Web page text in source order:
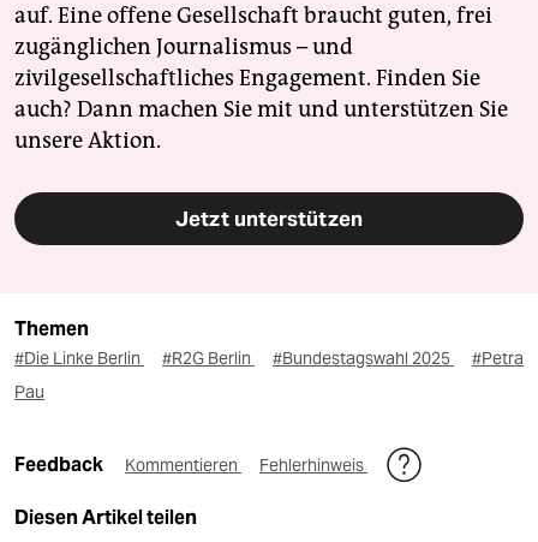
auf. Eine offene Gesellschaft braucht guten, frei
zugänglichen Journalismus – und
zivilgesellschaftliches Engagement. Finden Sie
auch? Dann machen Sie mit und unterstützen Sie
unsere Aktion.
Jetzt unterstützen
Themen
#Die Linke Berlin #R2G Berlin #Bundestagswahl 2025
#Petra
Pau
Feedback Kommentieren Fehlerhinweis
Diesen Artikel teilen